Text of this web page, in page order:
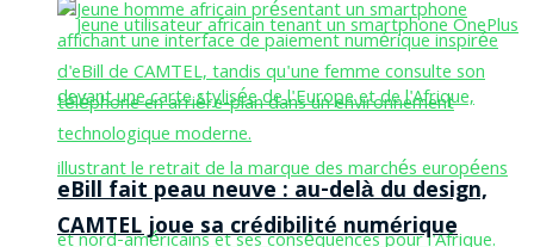
eBill fait peau neuve : au-delà du design,
CAMTEL joue sa crédibilité numérique